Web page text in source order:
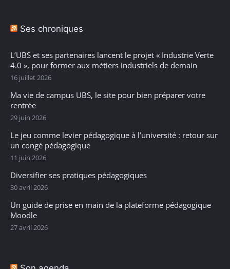
Ses chroniques
L’UBS et ses partenaires lancent le projet « Industrie Verte
4.0 », pour former aux métiers industriels de demain
16 juillet 2026
Ma vie de campus UBS, le site pour bien préparer votre
rentrée
29 juin 2026
Le jeu comme levier pédagogique à l’université : retour sur
un congé pédagogique
11 juin 2026
Diversifier ses pratiques pédagogiques
30 avril 2026
Un guide de prise en main de la plateforme pédagogique
Moodle
27 avril 2026